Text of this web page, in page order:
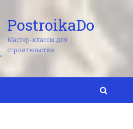
PostroikaDo
Мастер-классы для
строительства